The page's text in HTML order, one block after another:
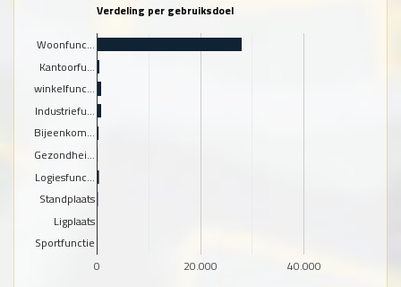
Verdeling per gebruiksdoel
0 20.000 40.000
Woonfunc…
Kantoorfu…
winkelfunc…
Industriefu…
Bijeenkom…
Gezondhei…
Logiesfunc…
Standplaats
Ligplaats
Sportfunctie